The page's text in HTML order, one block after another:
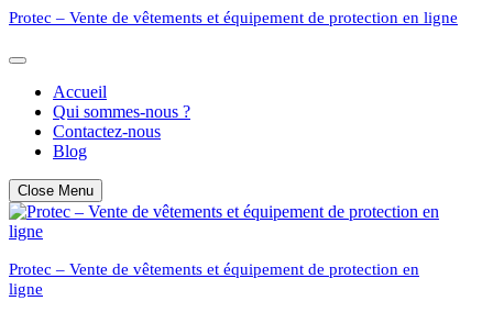
Protec – Vente de vêtements et équipement de protection en ligne
Accueil
Qui sommes-nous ?
Contactez-nous
Blog
Close Menu
Protec – Vente de vêtements et équipement de protection en
ligne